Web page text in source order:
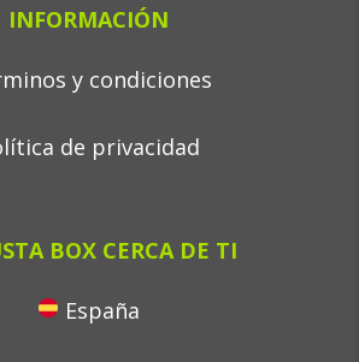
INFORMACIÓN
y condiciones
de privacidad
BOX CERCA DE TI
España